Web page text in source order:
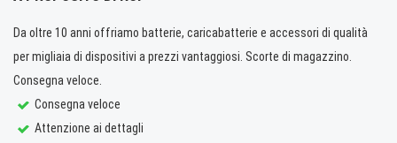
Da oltre 10 anni offriamo batterie, caricabatterie e accessori di qualità
per migliaia di dispositivi a prezzi vantaggiosi. Scorte di magazzino.
Consegna veloce.
Consegna veloce
Attenzione ai dettagli